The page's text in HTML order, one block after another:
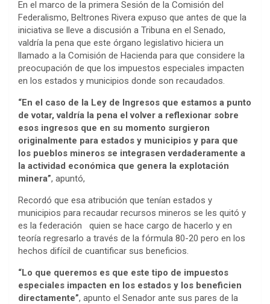
En el marco de la primera Sesión de la Comisión del
Federalismo, Beltrones Rivera expuso que antes de que la
iniciativa se lleve a discusión a Tribuna en el Senado,
valdría la pena que este órgano legislativo hiciera un
llamado a la Comisión de Hacienda para que considere la
preocupación de que los impuestos especiales impacten
en los estados y municipios donde son recaudados.
“En el caso de la Ley de Ingresos que estamos a punto
de votar, valdría la pena el volver a reflexionar sobre
esos ingresos que en su momento surgieron
originalmente para estados y municipios y para que
los pueblos mineros se integrasen verdaderamente a
la actividad económica que genera la explotación
minera”, apuntó,
Recordó que esa atribución que tenían estados y
municipios para recaudar recursos mineros se les quitó y
es la federación quien se hace cargo de hacerlo y en
teoría regresarlo a través de la fórmula 80-20 pero en los
hechos difícil de cuantificar sus beneficios.
“Lo que queremos es que este tipo de impuestos
especiales impacten en los estados y los beneficien
directamente”, apunto el Senador ante sus pares de la